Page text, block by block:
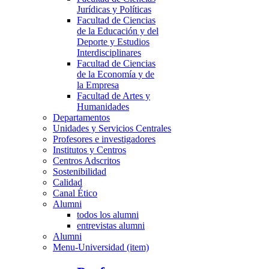
Jurídicas y Políticas
Facultad de Ciencias
de la Educación y del
Deporte y Estudios
Interdisciplinares
Facultad de Ciencias
de la Economía y de
la Empresa
Facultad de Artes y
Humanidades
Departamentos
Unidades y Servicios Centrales
Profesores e investigadores
Institutos y Centros
Centros Adscritos
Sostenibilidad
Calidad
Canal Ético
Alumni
todos los alumni
entrevistas alumni
Alumni
Menu-Universidad (item)